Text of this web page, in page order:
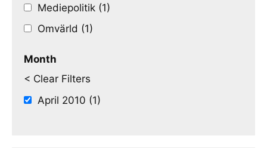
Mediepolitik (1)
Omvärld (1)
Month
< Clear Filters
April 2010 (1)